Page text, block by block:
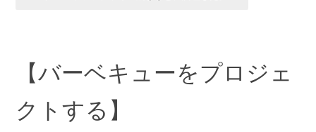
【バーベキューをプロジェ
クトする】